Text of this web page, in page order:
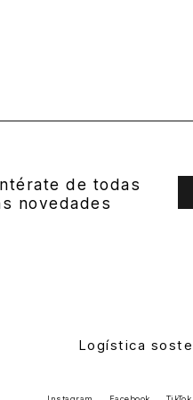
de todas
novedades
Logística